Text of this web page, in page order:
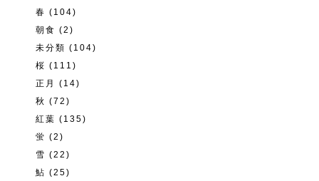
春 (104)
朝食 (2)
未分類 (104)
桜 (111)
正月
(14)
秋 (72)
紅葉 (135)
蛍 (2)
雪 (22)
鮎 (25)